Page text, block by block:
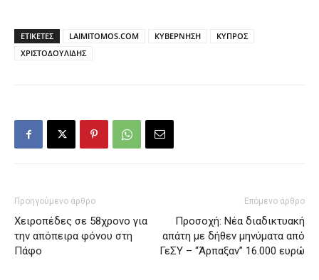
ΕΤΙΚΕΤΕΣ LAIMITOMOS.COM ΚΥΒΕΡΝΗΣΗ
ΚΥΠΡΟΣ
ΧΡΙΣΤΟΔΟΥΛΙΔΗΣ
Προηγούμενο άρθρο
Χειροπέδες σε 58χρονο για
την απόπειρα φόνου στη
Πάφο
Επόμενο άρθρο
Προσοχή: Νέα διαδικτυακή
απάτη με δήθεν μηνύματα από
ΓεΣΥ – “Άρπαξαν” 16.000 ευρώ